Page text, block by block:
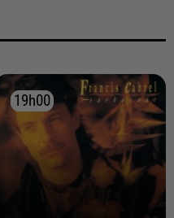
19h00
19h00